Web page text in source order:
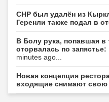
CHP был удалён из
Геренли также подал в
В Болу рука, попавшая
оторвалась по
minutes ago...
Новая концепция
входящие снимают свою